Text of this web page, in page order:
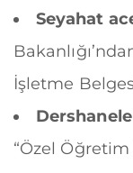
Seyahat
İşletme
“Özel